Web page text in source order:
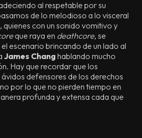
al respetable por su
de lo melodioso a lo visceral
, quienes con un sonido vomitivo y
que raya en deathcore, se
escenario brincando de un lado al
James Chang hablando mucho
Hay que recordar que los
defensores de los derechos
por lo que no pierden tiempo en
profunda y extensa cada que